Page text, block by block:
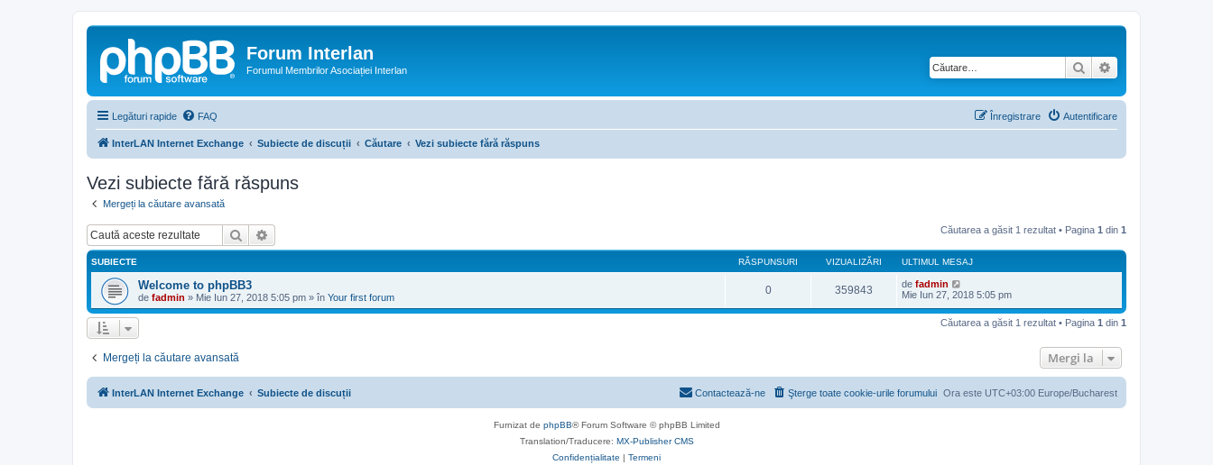
Forum Interlan
Forumul Membrilor Asociației Interlan Căutare
Legături rapide FAQ Autentificare
Înregistrare
InterLAN Internet Exchange Subiecte de discuții Căutare Vezi subiecte fără răspuns
Vezi subiecte fără răspuns
Mergeți la căutare avansată
Căutare Căutarea a găsit 1 rezultat • Pagina 1 din 1
SUBIECTE RĂSPUNSURI VIZUALIZĂRI ULTIMUL MESAJ
Welcome to phpBB3
de fadmin » Mie Iun 27, 2018 5:05 pm » în Your first forum
0 359843 de fadmin
Mie Iun 27, 2018 5:05 pm
Căutarea a găsit 1 rezultat • Pagina 1 din 1
Mergeți la căutare avansată Mergi la
InterLAN Internet Exchange Subiecte de discuții Ora este UTC+03:00 Europe/Bucharest
Şterge toate cookie-urile forumului
Contactează-ne
Furnizat de phpBB® Forum Software © phpBB Limited
Translation/Traducere: MX-Publisher CMS
Confidențialitate | Termeni